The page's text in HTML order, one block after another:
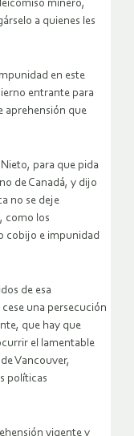
minero,
a quienes les
en este
entrante para
aprehensión que
para que pida
de Canadá, y dijo
no se deje
como los
cobijo e impunidad
de esa
una persecución
que hay que
el lamentable
Vancouver,
políticas
vigente y